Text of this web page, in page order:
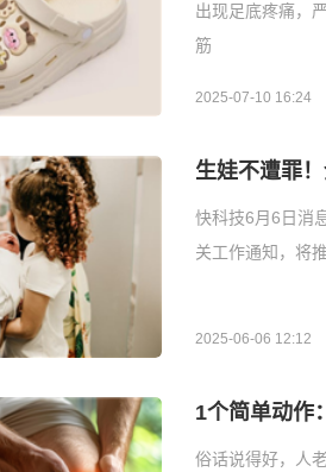
出现足底疼痛，
筋
2025-07-10 16:24
生娃不遭罪
快科技6月6日消
关工作通知，将
2025-06-06 12:12
1个简单动作
俗话说得好，人